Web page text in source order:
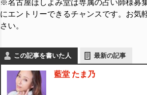
※名古屋ほしよみ堂は専属の占い師様募
にエントリーできるチャンスです。お気
さい。
この記事を書いた人 最新の記事
藍堂 たま乃